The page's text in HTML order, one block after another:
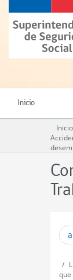
contenido
principal
de
Seguridad
(SUSESO)
Chile
Inicio
Inicio
que